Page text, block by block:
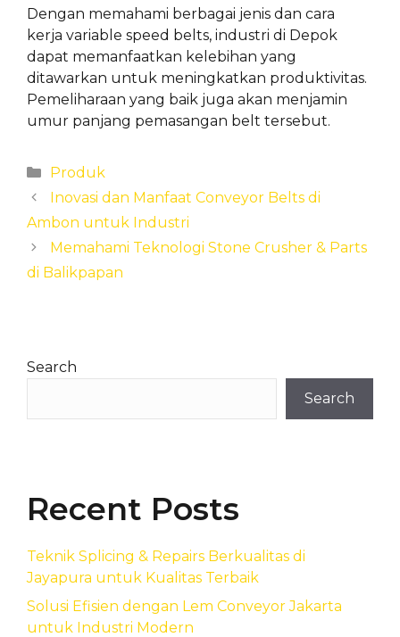
Dengan memahami berbagai jenis dan cara
kerja variable speed belts, industri di Depok
dapat memanfaatkan kelebihan yang
ditawarkan untuk meningkatkan produktivitas.
Pemeliharaan yang baik juga akan menjamin
umur panjang pemasangan belt tersebut.
Categories
Produk
Inovasi dan Manfaat Conveyor Belts di
Ambon untuk Industri
Memahami Teknologi Stone Crusher & Parts
di Balikpapan
Search
Search
Recent Posts
Teknik Splicing & Repairs Berkualitas di
Jayapura untuk Kualitas Terbaik
Solusi Efisien dengan Lem Conveyor Jakarta
untuk Industri Modern